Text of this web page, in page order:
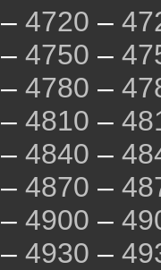
– 4720 –
– 4750 –
– 4780 –
– 4810 –
– 4840 –
– 4870 –
– 4900 –
– 4930 –